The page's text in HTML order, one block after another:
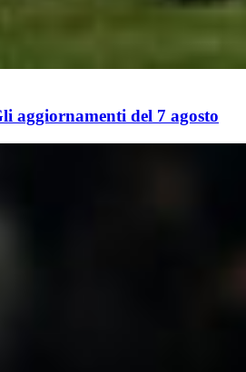
aggiornamenti del 7 agosto